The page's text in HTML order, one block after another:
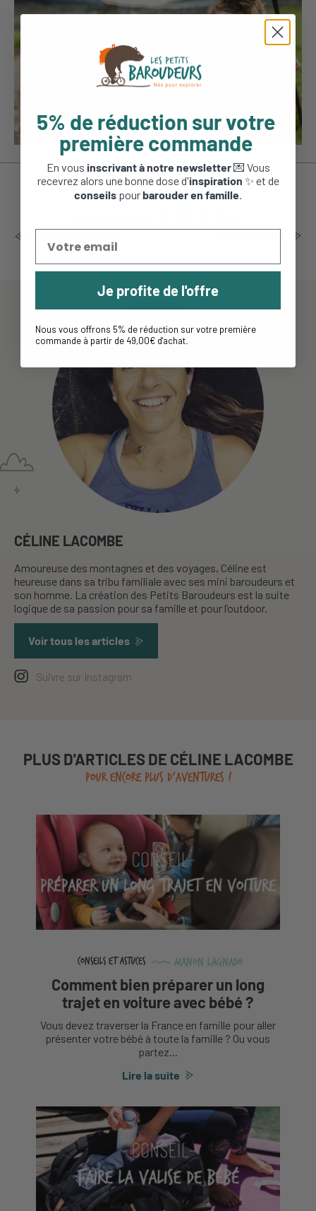
CÉLINE LACOMBE
Amoureuse des montagnes et des voyages, Céline est
heureuse dans sa tribu familiale avec ses mini baroudeurs et
son homme. La création des Petits Baroudeurs est la suite
logique de sa passion pour sa famille et pour l’outdoor.
Voir tous les articles
Suivre sur Instagram
PLUS D'ARTICLES DE CÉLINE LACOMBE
POUR ENCORE PLUS D'AVENTURES !
Conseils et astuces Manon Lagnado
Comment bien préparer un long
trajet en voiture avec bébé ?
Vous devez traverser la France en famille pour aller
présenter votre bébé à toute la famille ? Ou vous
partez...
Lire la suite
5% de réduction sur votre
première commande
En vous inscrivant à notre newsletter💌 Vous
recevrez alors une bonne dose d'inspiration ✨ et de
conseils pourbarouder en famille.
Je profite de l'offre
Nous vous offrons 5% de réduction sur votre première
commande à partir de 49,00€ d'achat.